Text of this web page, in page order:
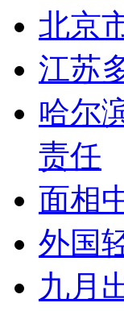
北京
江苏
哈尔
责任
面相
外国
九月